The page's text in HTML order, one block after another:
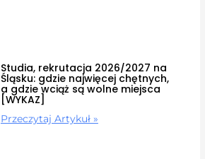
Studia, rekrutacja 2026/2027 na
Śląsku: gdzie najwięcej chętnych,
a gdzie wciąż są wolne miejsca
[WYKAZ]
Przeczytaj Artykuł »